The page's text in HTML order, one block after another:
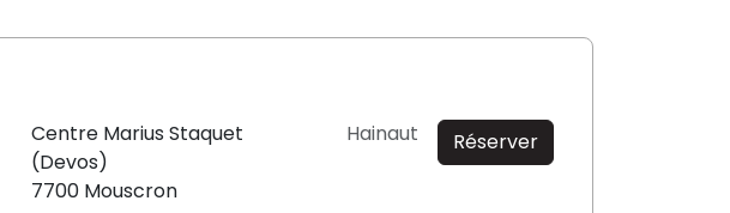
Centre Marius Staquet
(Devos)
7700 Mouscron
Hainaut Réserver